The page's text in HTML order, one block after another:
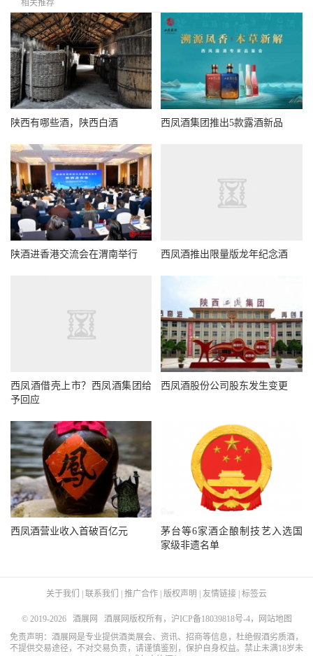
相关推荐
陕西有哪些酒，陕西白酒 西凤酒集团推出5款露酒新品
陕酒进香港交流会在渭南举行 西凤酒推出限量版龙年纪念酒
西凤酒借壳上市？西凤酒集团给
予回应
西凤酒股份公司股东发生变更
西凤酒营业收入首破百亿元
茅台等6家酒企酿制技艺入选国
家级非遗名单
关于我们 联系我们 推广合作 版权声明 友情链接 标签云
© 2019-2026 酒展网 酒展网版权所有， 沪ICP备18039818号-4，
网站地图
免责声明：酒展网是专业提供酒类展会、资讯、招商等信息，杜绝假酒劣质酒，
不提供交易途径，不对交易负责，请谨慎鉴别，保护自身权益。禁止未满18岁未